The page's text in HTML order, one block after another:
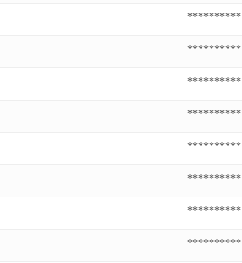
**********
**********
**********
**********
**********
**********
**********
**********